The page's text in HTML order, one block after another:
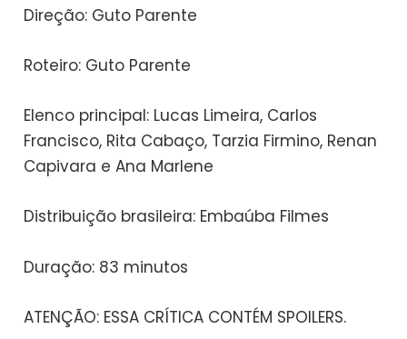
Direção: Guto Parente
Roteiro: Guto Parente
Elenco principal: Lucas Limeira, Carlos
Francisco, Rita Cabaço, Tarzia Firmino, Renan
Capivara e Ana Marlene
Distribuição brasileira: Embaúba Filmes
Duração: 83 minutos
ATENÇÃO: ESSA CRÍTICA CONTÉM SPOILERS.